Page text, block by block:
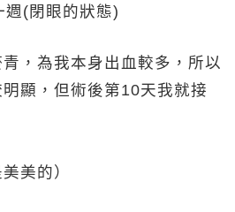
週(閉眼的狀態)
，為我本身出血較多，所以
顯，但術後第10天我就接
美的）